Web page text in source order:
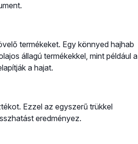
termékeket. Egy könnyed hajhab
állagú termékekkel, mint például a
a hajat.
Ezzel az egyszerű trükkel
eredményez.